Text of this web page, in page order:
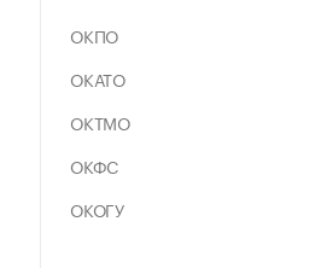
ОКПО
ОКАТО
ОКТМО
ОКФС
ОКОГУ